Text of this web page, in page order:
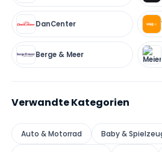
DanCenter
Berge & Meer
Verwandte Kategorien
Auto & Motorrad Baby &